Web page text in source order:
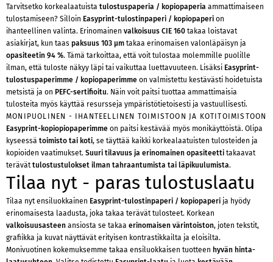
Tarvitsetko korkealaatuista tulostuspaperia / kopiopaperia ammattimaiseen
tulostamiseen? Silloin Easyprint-tulostinpaperi / kopiopaperi on
ihanteellinen valinta. Erinomainen valkoisuus CIE 160 takaa loistavat
asiakirjat, kun taas paksuus 103 µm takaa erinomaisen valonläpäisyn ja
opasiteetin 94 %. Tämä tarkoittaa, että voit tulostaa molemmille puolille
ilman, että tuloste näkyy läpi tai vaikuttaa luettavuuteen. Lisäksi Easyprint-
tulostuspaperimme / kopiopaperimme on valmistettu kestävästi hoidetuista
metsistä ja on PEFC-sertifioitu. Näin voit paitsi tuottaa ammattimaisia
tulosteita myös käyttää resursseja ympäristötietoisesti ja vastuullisesti.
MONIPUOLINEN - IHANTEELLINEN TOIMISTOON JA KOTITOIMISTOON
Easyprint-kopiopiopaperimme on paitsi kestävää myös monikäyttöistä. Olipa
kyseessä toimisto tai koti, se täyttää kaikki korkealaatuisten tulosteiden ja
kopioiden vaatimukset. Suuri tilavuus ja erinomainen opasiteetti takaavat
terävättulostustulokset ilman tahraantumista tai läpikuulumista.
Tilaa nyt - paras tulostuslaatu
Tilaa nyt ensiluokkainen Easyprint-tulostinpaperi / kopiopaperi ja hyödy
erinomaisesta laadusta, joka takaa terävät tulosteet. Korkean
valkoisuusasteen ansiosta se takaa erinomaisen värintoiston, joten tekstit,
grafiikka ja kuvat näyttävät erityisen kontrastikkailta ja eloisilta.
Monivuotinen kokemuksemme takaa ensiluokkaisen tuotteen hyvän hinta-